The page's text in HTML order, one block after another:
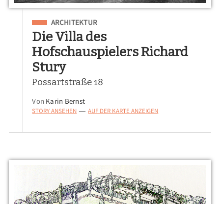
Eingeordnet unter
ARCHITEKTUR
Die Villa des
Hofschauspielers Richard
Stury
Possartstraße 18
Von Karin Bernst
STORY ANSEHEN — AUF DER KARTE ANZEIGEN